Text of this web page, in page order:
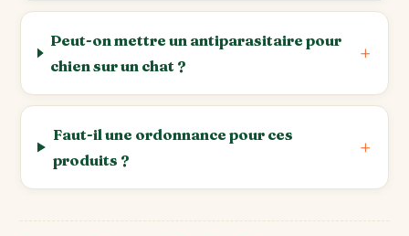
Peut-on mettre un antiparasitaire pour
chien sur un chat ?
Faut-il une ordonnance pour ces
produits ?